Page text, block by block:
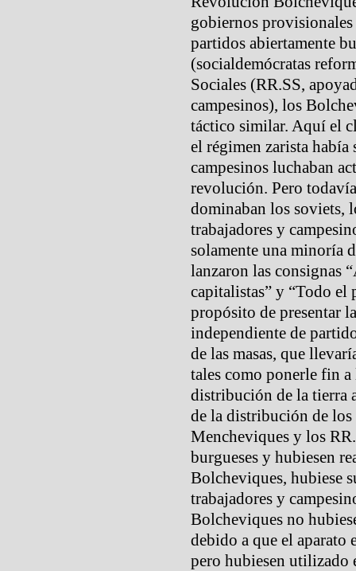
gobiernos
partidos abiertamente
(socialdemócratas
Sociales (RR.SS,
campesinos), los
táctico similar. Aquí el
el régimen zarista
campesinos luchaban
revolución. Pero
dominaban los soviets,
trabajadores y
solamente una minoría
lanzaron las consignas
capitalistas” y “Todo el
propósito de presentar
independiente de
de las masas, que
tales como ponerle fin
distribución de la tierra
de la distribución de los
Mencheviques y los
burgueses y hubiesen
Bolcheviques, hubiese
trabajadores y
Bolcheviques no
debido a que el aparato
pero hubiesen utilizado